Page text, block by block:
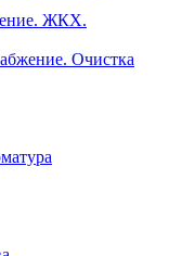
ЖКХ.
Очистка